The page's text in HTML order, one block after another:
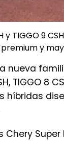
y TIGGO 9
y
TIGGO 8
híbridas